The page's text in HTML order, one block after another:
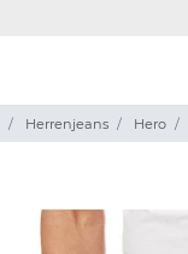
Herrenjeans Hero